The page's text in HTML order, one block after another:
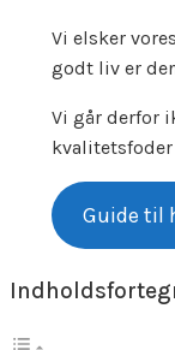
Vi elsker
godt liv er
Vi går derfor
Guide til